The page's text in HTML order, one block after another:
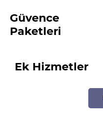
Güvence
Paketleri
Ek Hizmetler